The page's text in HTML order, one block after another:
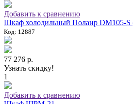
Добавить к сравнению
Шкаф холодильный Полаир DM105-
Код: 12887
77 276 р.
Узнать скидку!
1
Добавить к сравнению